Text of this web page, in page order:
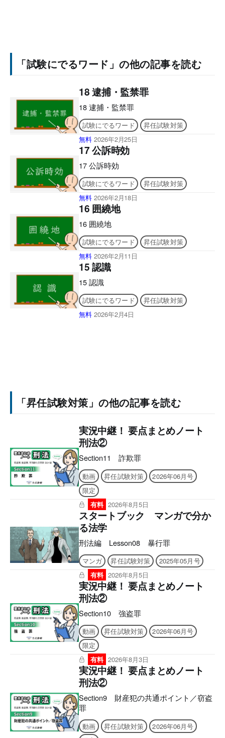
「試験にでるワード」の他の記事を読む
18 逮捕・監禁罪
18 逮捕・監禁罪
試験にでるワード
昇任試験対策
無料 2026年2月25日
17 公訴時効
17 公訴時効
試験にでるワード
昇任試験対策
無料 2026年2月18日
16 囲繞地
16 囲繞地
試験にでるワード
昇任試験対策
無料 2026年2月11日
15 認識
15 認識
試験にでるワード
昇任試験対策
無料 2026年2月4日
「昇任試験対策」の他の記事を読む
実況中継！ 要点まとめノート
刑法②
Section11 詐欺罪
動画 昇任試験対策
2026年06月号
限定
有料 2026年8月5日
スタートブック マンガで分か
る法学
刑法編 Lesson08 暴行罪
マンガ 昇任試験対策
2025年05月号
有料 2026年8月5日
実況中継！ 要点まとめノート
刑法②
Section10 強盗罪
動画 昇任試験対策
2026年06月号
限定
有料 2026年8月3日
実況中継！ 要点まとめノート
刑法②
Section9 財産犯の共通ポイント／窃盗
罪
動画 昇任試験対策
2026年06月号